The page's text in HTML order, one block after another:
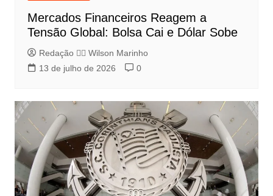
Mercados Financeiros Reagem a
Tensão Global: Bolsa Cai e Dólar Sobe
Redação 👨‍⚖️​ Wilson Marinho
13 de julho de 2026
0